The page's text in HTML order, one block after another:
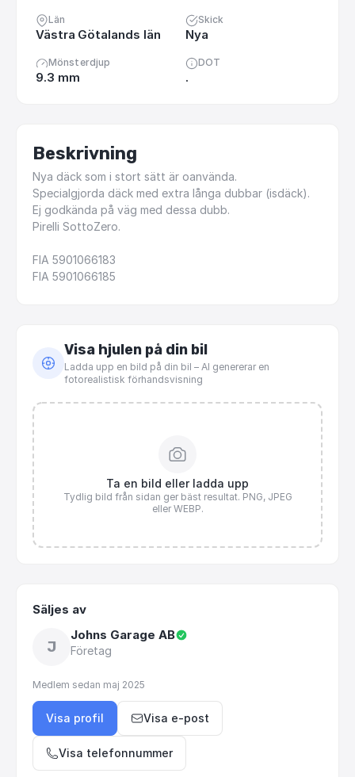
Län
Västra Götalands län
Skick
Nya
Mönsterdjup
9.3 mm
DOT
.
Beskrivning
Nya däck som i stort sätt är oanvända.
Specialgjorda däck med extra långa dubbar (isdäck).
Ej godkända på väg med dessa dubb.
Pirelli SottoZero.
FIA 5901066183
FIA 5901066185
Visa hjulen på din bil
Ladda upp en bild på din bil – AI genererar en
fotorealistisk förhandsvisning
Ta en bild eller ladda upp
Tydlig bild från sidan ger bäst resultat. PNG, JPEG
eller WEBP.
Säljes av
J
Johns Garage AB
Företag
Medlem sedan maj 2025
Visa profil Visa e-post
Visa telefonnummer